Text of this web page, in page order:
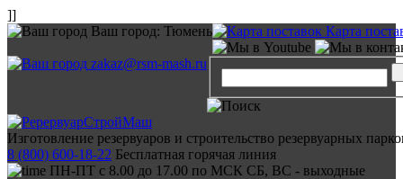
]]
Ваш город: Тюмень Карта
zakaz@rsm-mash.ru
Изготовление резервуаров и строительство резервуарных
8 (800) 600-18-22 Бесплатная горячая линия
ПН-ПТ с 8.00 до 17.00 по МСК СБ, ВС - выходные